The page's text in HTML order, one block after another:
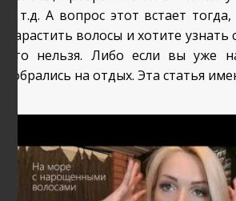
и т.д. А вопрос этот встает
нарастить волосы и хотите
что нельзя. Либо если вы уже
собрались на отдых. Эта статья